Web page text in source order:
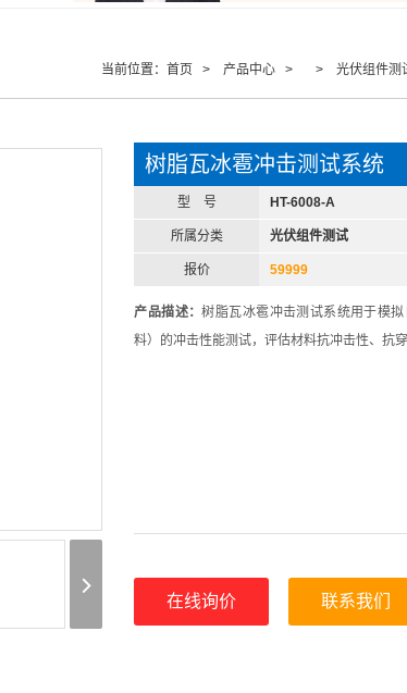
当前位置： 首页 > 产品中心 > > 光伏组件测
树脂瓦冰雹冲击测试系统
型 号 HT-6008-A
所属分类 光伏组件测试
报价 59999
产品描述：树脂瓦冰雹冲击测试系统用于模
料）的冲击性能测试，评估材料抗冲击性、抗穿
在线询价 联系我们